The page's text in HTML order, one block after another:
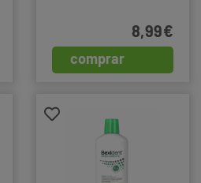
comprar
8,99€